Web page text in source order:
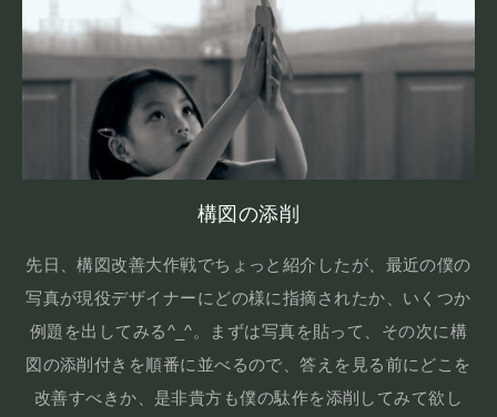
構図の添削
先日、構図改善大作戦でちょっと紹介したが、最近の僕の
写真が現役デザイナーにどの様に指摘されたか、いくつか
例題を出してみる^_^。まずは写真を貼って、その次に構
図の添削付きを順番に並べるので、答えを見る前にどこを
改善すべきか、是非貴方も僕の駄作を添削してみて欲し